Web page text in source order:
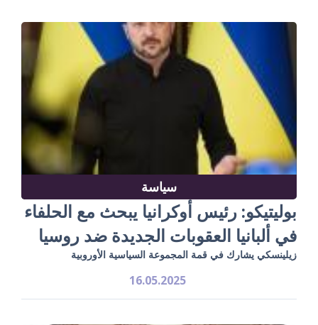
سياسة
بوليتيكو: رئيس أوكرانيا يبحث مع الحلفاء
في ألبانيا العقوبات الجديدة ضد روسيا
زيلينسكي يشارك في قمة المجموعة السياسية الأوروبية
16.05.2025